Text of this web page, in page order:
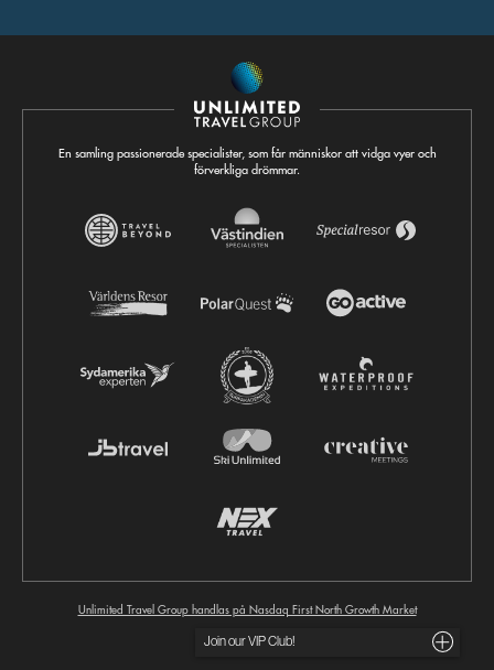
En samling passionerade specialister, som får människor att vidga vyer och
förverkliga drömmar.
Unlimited Travel Group handlas på Nasdaq First North Growth Market